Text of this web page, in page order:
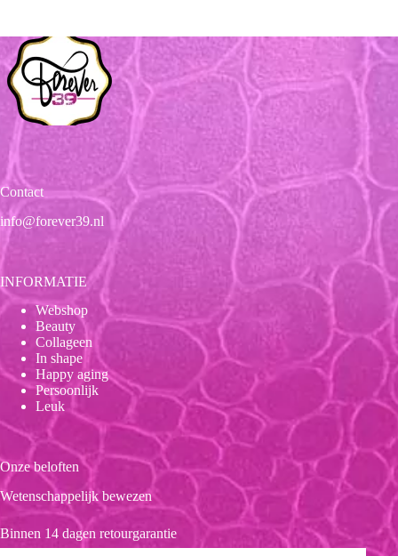
Contact
info@forever39.nl
INFORMATIE
Webshop
Beauty
Collageen
In shape
Happy aging
Persoonlijk
Leuk
Onze beloften
Wetenschappelijk bewezen
Binnen 14 dagen retourgarantie